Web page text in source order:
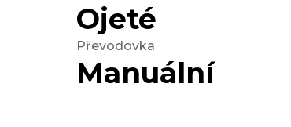
Ojeté
Převodovka
Manuální